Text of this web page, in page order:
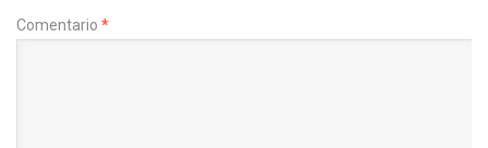
Comentario *